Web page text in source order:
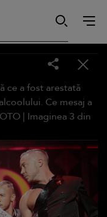
ce a fost arestată
Ce mesaj a
| Imaginea 3 din